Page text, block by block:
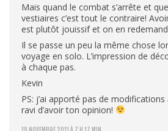
19 NOVEMBRE 2011 À 7 H 17 MIN
Mais quand le combat s’arrête et
vestiaires c’est tout le contraire!
est plutôt jouissif et on en
Il se passe un peu la même chose
voyage en solo. L’impression de
à chaque pas.
Kevin
PS: j’ai apporté pas de
ravi d’avoir ton opinion!